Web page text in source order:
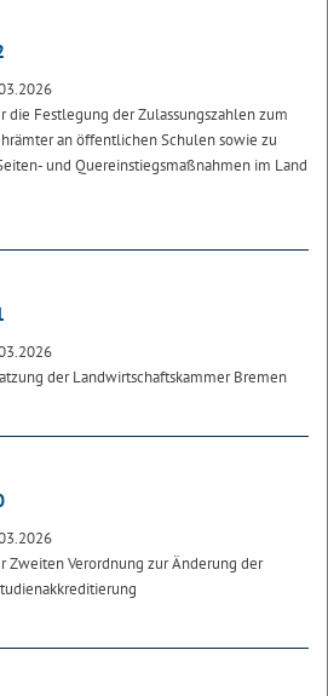
die Festlegung der Zulassungszahlen zum
an öffentlichen Schulen sowie zu
und Quereinstiegsmaßnahmen im Land
der Landwirtschaftskammer Bremen
Zweiten Verordnung zur Änderung der